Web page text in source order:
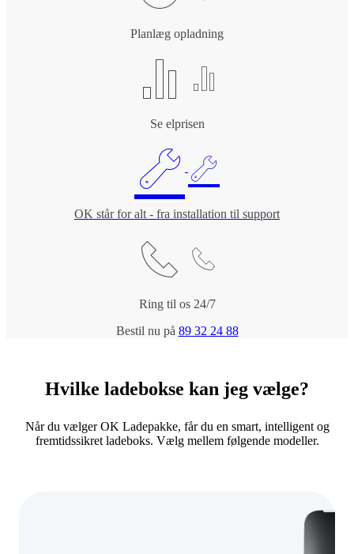
Planlæg opladning
Se elprisen
OK står for alt - fra installation til support
Ring til os 24/7
Bestil nu på 89 32 24 88
Hvilke ladebokse kan jeg vælge?
Når du vælger OK Ladepakke, får du en smart, intelligent og
fremtidssikret ladeboks. Vælg mellem følgende modeller.